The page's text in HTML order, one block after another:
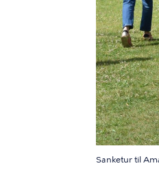
Sanketur til